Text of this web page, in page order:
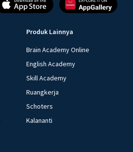
Produk Lainnya
Brain Academy Online
English Academy
Skill Academy
Ruangkerja
Schoters
Kalananti